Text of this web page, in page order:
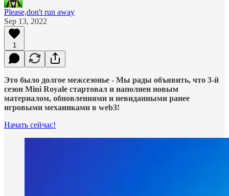
Please,don't run away
Sep 13, 2022
1
Это было долгое межсезонье - Мы рады объявить, что 3-й
сезон Mini Royale стартовал и наполнен новым
материалом, обновлениями и невиданными ранее
игровыми механиками в web3!
Начать сейчас!